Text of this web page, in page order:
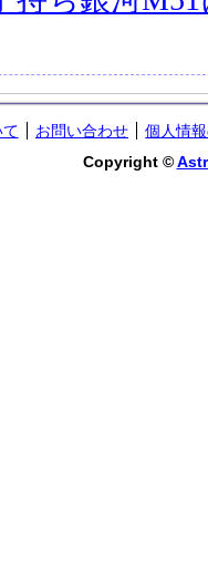
お問い合わせ
個人情
Copyright ©